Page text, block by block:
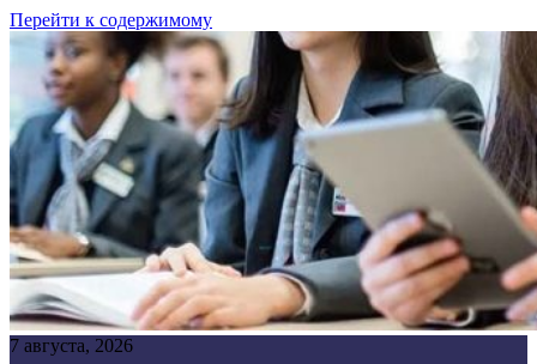
Перейти к содержимому
7 августа, 2026